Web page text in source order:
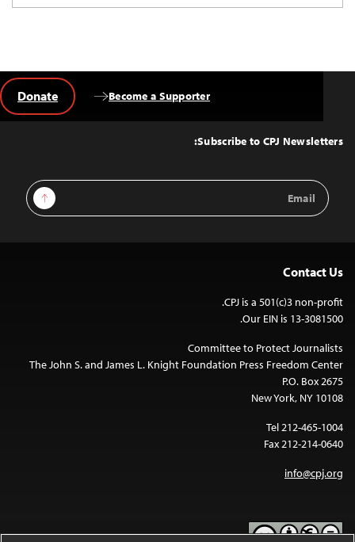
Top
Subscribe to CPJ Newsletters:
Email
Address
Sign Up
Become a Supporter
Donate
Contact Us
CPJ is a 501(c)3 non-profit.
Our EIN is 13-3081500.
Committee to Protect Journalists
The John S. and James L. Knight Foundation Press Freedom Center
P.O. Box 2675
New York, NY 10108
Tel 212-465-1004
Fax 212-214-0640
info@cpj.org